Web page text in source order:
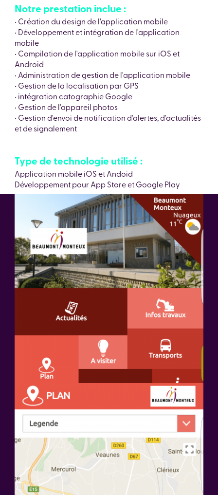
Notre prestation inclue :
• Création du design de l'application mobile
• Développement et intégration de l'application
mobile
• Compilation de l'application mobile sur iOS et
Android
• Administration de gestion de l'application mobile
• Gestion de la localisation par GPS
• intégration catographie Google
• Gestion de l'appareil photos
• Gestion d'envoi de notification d'alertes, d'actualités
et de signalement
Type de technologie utilisé :
Application mobile iOS et Andoid
Développement pour App Store et Google Play